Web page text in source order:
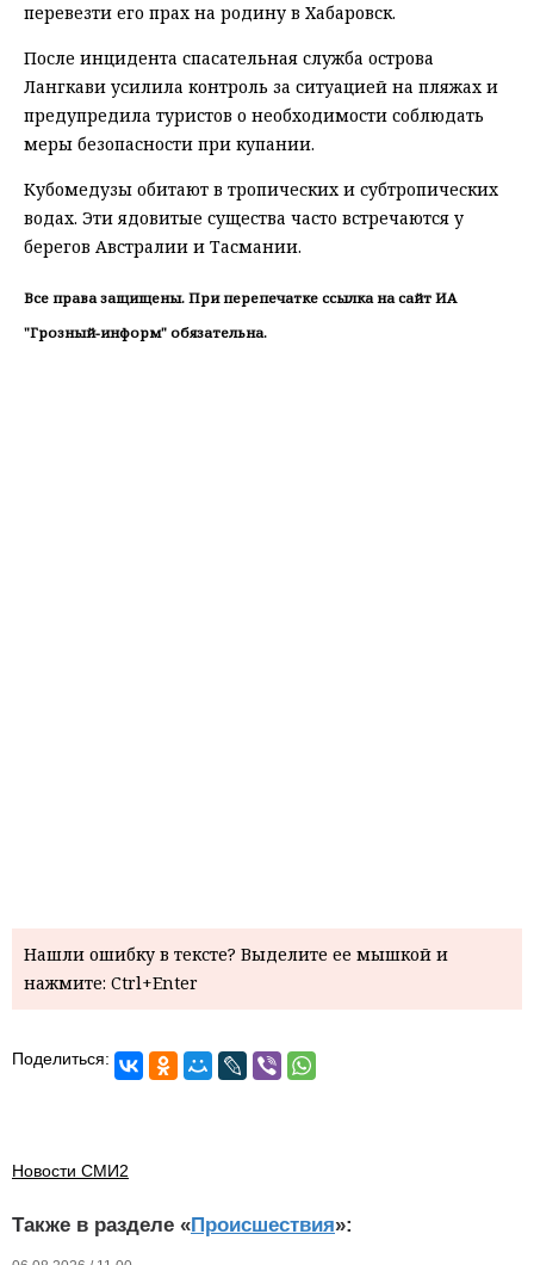
перевезти его прах на родину в Хабаровск.
После инцидента спасательная служба острова
Лангкави усилила контроль за ситуацией на пляжах и
предупредила туристов о необходимости соблюдать
меры безопасности при купании.
Кубомедузы обитают в тропических и субтропических
водах. Эти ядовитые существа часто встречаются у
берегов Австралии и Тасмании.
Все права защищены. При перепечатке ссылка на сайт ИА
"Грозный-информ" обязательна.
Нашли ошибку в тексте? Выделите ее мышкой и
нажмите: Ctrl+Enter
Поделиться:
Новости СМИ2
Также в разделе «Происшествия»: